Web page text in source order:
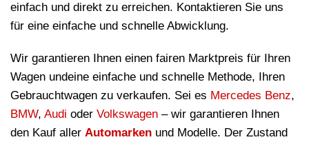
einfach und direkt zu erreichen. Kontaktieren Sie uns
für eine einfache und schnelle Abwicklung.
Wir garantieren Ihnen einen fairen Marktpreis für Ihren
Wagen undeine einfache und schnelle Methode, Ihren
Gebrauchtwagen zu verkaufen. Sei es Mercedes Benz,
BMW, Audi oder Volkswagen – wir garantieren Ihnen
den Kauf aller Automarken und Modelle. Der Zustand